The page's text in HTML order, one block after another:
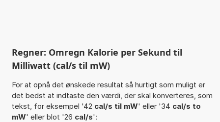
Regner: Omregn Kalorie per Sekund til
Milliwatt (cal/s til mW)
For at opnå det ønskede resultat så hurtigt som muligt er
det bedst at indtaste den værdi, der skal konverteres, som
tekst, for eksempel '42 cal/s til mW' eller '34 cal/s to
mW' eller blot '26 cal/s':